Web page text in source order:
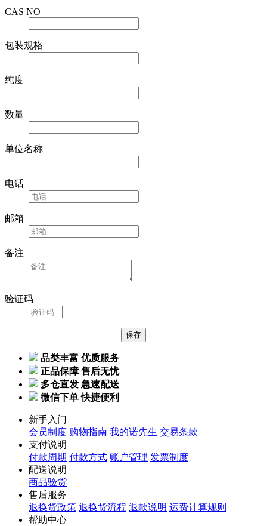
CAS NO
包装规格
纯度
数量
单位名称
电话
邮箱
备注
验证码
品类丰富 优质服务
正品保障 售后无忧
多仓直发 急速配送
微信下单 快捷便利
新手入门
会员制度 购物指南 我的诺先生 交易条款
支付说明
付款周期 付款方式 账户管理 发票制度
配送说明
商品验货
售后服务
退换货政策 退换货流程 退款说明 运费计算规则
帮助中心